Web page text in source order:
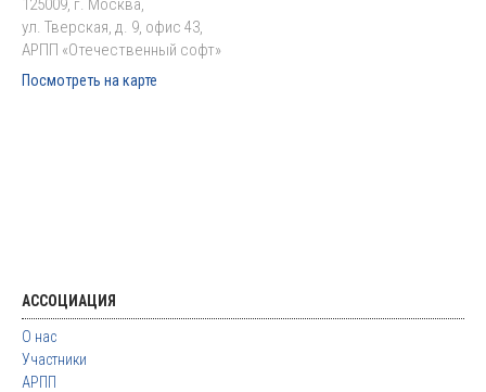
125009, г. Москва,
ул. Тверская, д. 9, офис 43,
АРПП «Отечественный софт»
Посмотреть на карте
АССОЦИАЦИЯ
О нас
Участники
АРПП